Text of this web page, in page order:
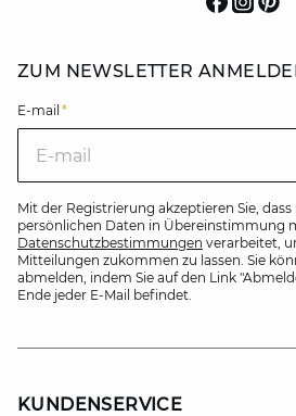
ZUM NEWSLETTER
E-mail *
Mit der Registrierung akzeptieren Sie, dass
persönlichen Daten in Übereinstimmung
Datenschutzbestimmungen verarbeitet,
Mitteilungen zukommen zu lassen. Sie
abmelden, indem Sie auf den Link
Ende jeder E-Mail befindet.
KUNDENSERVICE